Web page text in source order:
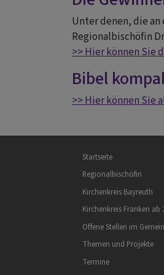
Unter denen, die
Regionalbischöfin
>> Hier können Sie
Bibel
>> Hier können Sie
Hauptnavigation
Startseite
Regionalbischöfin
Kirchenkreis Bayreuth
Kirchenkreis Franken ab
Offene Stellen im
Themen und Projekte
Termine